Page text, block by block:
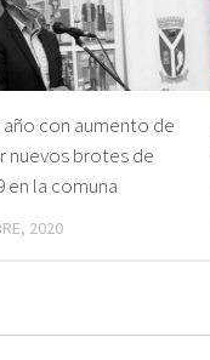
año con aumento de
nuevos brotes de
en la comuna
2020